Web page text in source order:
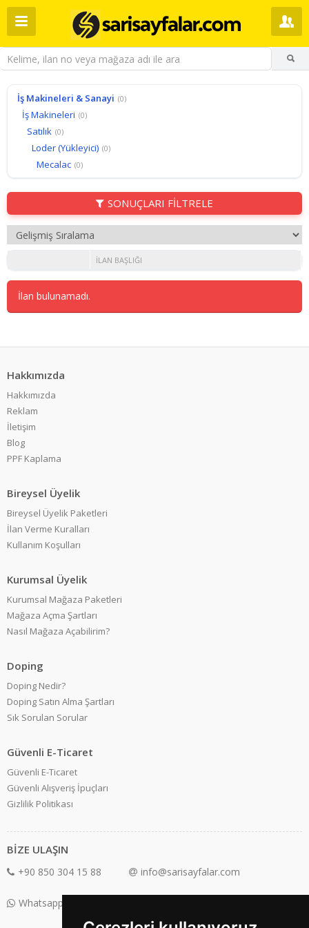
İş Makineleri & Sanayi (0)
İş Makineleri (0)
Satılık (0)
Loder (Yükleyici) (0)
Mecalac (0)
SONUÇLARI FİLTRELE
İLAN BAŞLIĞI
İlan bulunamadı.
Hakkımızda
Hakkımızda
Reklam
İletişim
Blog
PPF Kaplama
Bireysel Üyelik
Bireysel Üyelik Paketleri
İlan Verme Kuralları
Kullanım Koşulları
Kurumsal Üyelik
Kurumsal Mağaza Paketleri
Mağaza Açma Şartları
Nasıl Mağaza Açabilirim?
Doping
Doping Nedir?
Doping Satın Alma Şartları
Sık Sorulan Sorular
Güvenli E-Ticaret
Güvenli E-Ticaret
Güvenli Alışveriş İpuçları
Gizlilik Politikası
BİZE ULAŞIN
+90 850 304 15 88 info@sarisayfalar.com
Whatsapp Destek: +90 850 304 15 88